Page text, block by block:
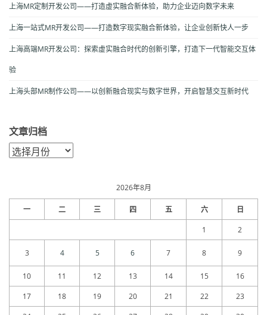
上海MR定制开发公司——打造虚实融合新体验，助力企业迈向数字未来
上海一站式MR开发公司——打造数字现实融合新体验，让企业创新快人一步
上海高端MR开发公司：探索虚实融合时代的创新引擎，打造下一代智能交互体
验
上海头部MR制作公司——以创新融合现实与数字世界，开启智慧交互新时代
文章归档
文
章
2026年8月
一 二 三 四 五 六
日
1
2
3 4 5 6 7 8 9
10 11 12 13 14 15
16
17
18 19 20 21 22
23